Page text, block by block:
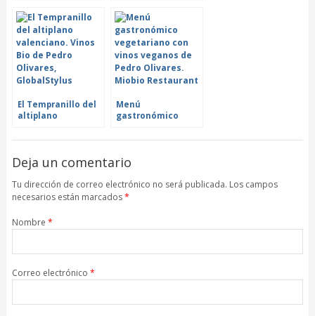
2017, Vinos Bio
Pedro Olivares
Malvasía de la Vall
dels Alcalans
El Tempranillo del
altiplano
Bio de Pedro
Menú
gastronómico
vinos veganos de
Miobio Restaurant
Deja un comentario
Tu dirección de correo electrónico no será publicada. Los campos
necesarios están marcados*
Nombre *
Correo electrónico *